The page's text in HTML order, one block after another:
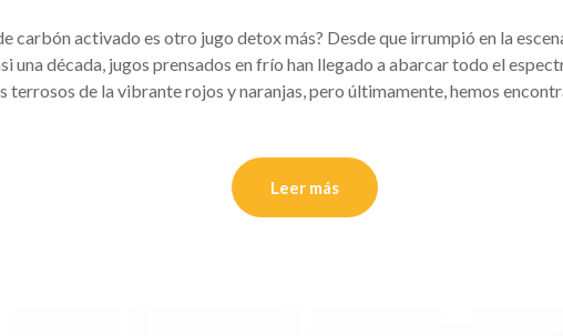
carbón activado es otro jugo detox más? Desde que irrumpió en la
una década, jugos prensados ​​en frío han llegado a abarcar todo el
terrosos de la vibrante rojos y naranjas, pero últimamente, hemos
Leer más